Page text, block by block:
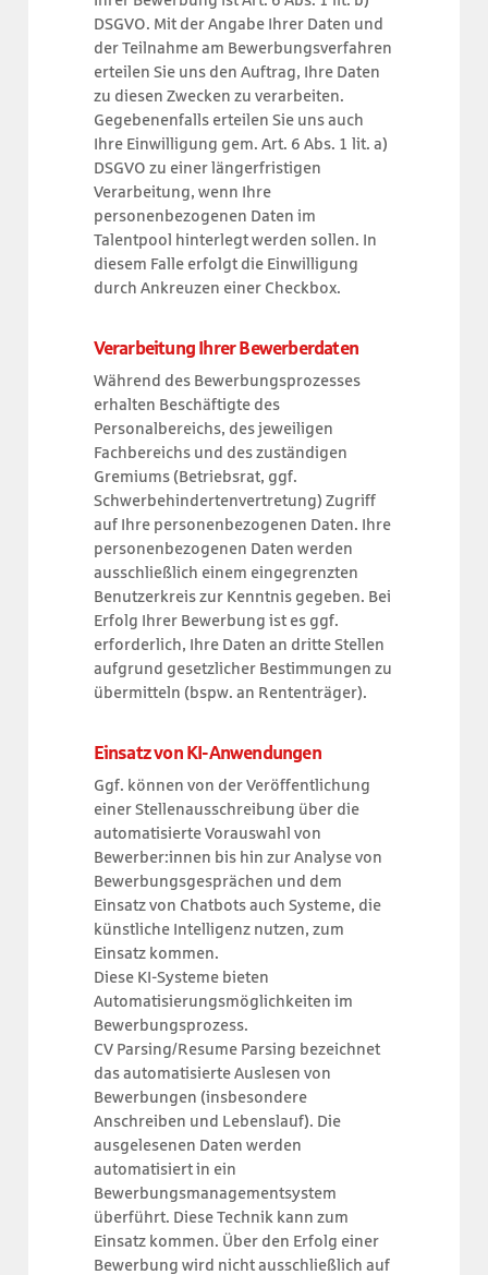
DSGVO. Mit der Angabe Ihrer Daten und
der Teilnahme am Bewerbungsverfahren
erteilen Sie uns den Auftrag, Ihre Daten
zu diesen Zwecken zu verarbeiten.
Gegebenenfalls erteilen Sie uns auch
Ihre Einwilligung gem. Art. 6 Abs. 1 lit. a)
DSGVO zu einer längerfristigen
Verarbeitung, wenn Ihre
personenbezogenen Daten im
Talentpool hinterlegt werden sollen. In
diesem Falle erfolgt die Einwilligung
durch Ankreuzen einer Checkbox.
Verarbeitung Ihrer Bewerberdaten
Während des Bewerbungsprozesses
erhalten Beschäftigte des
Personalbereichs, des jeweiligen
Fachbereichs und des zuständigen
Gremiums (Betriebsrat, ggf.
Schwerbehindertenvertretung) Zugriff
auf Ihre personenbezogenen Daten. Ihre
personenbezogenen Daten werden
ausschließlich einem eingegrenzten
Benutzerkreis zur Kenntnis gegeben. Bei
Erfolg Ihrer Bewerbung ist es ggf.
erforderlich, Ihre Daten an dritte Stellen
aufgrund gesetzlicher Bestimmungen zu
übermitteln (bspw. an Rententräger).
Einsatz von KI-Anwendungen
Ggf. können von der Veröffentlichung
einer Stellenausschreibung über die
automatisierte Vorauswahl von
Bewerber:innen bis hin zur Analyse von
Bewerbungsgesprächen und dem
Einsatz von Chatbots auch Systeme, die
künstliche Intelligenz nutzen, zum
Einsatz kommen.
Diese KI-Systeme bieten
Automatisierungsmöglichkeiten im
Bewerbungsprozess.
CV Parsing/Resume Parsing bezeichnet
das automatisierte Auslesen von
Bewerbungen (insbesondere
Anschreiben und Lebenslauf). Die
ausgelesenen Daten werden
automatisiert in ein
Bewerbungsmanagementsystem
überführt. Diese Technik kann zum
Einsatz kommen. Über den Erfolg einer
Bewerbung wird nicht ausschließlich auf